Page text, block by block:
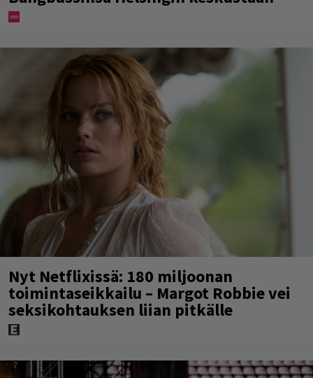
Nyt Netflixissä: 180 miljoonan
toimintaseikkailu – Margot Robbie vei
seksikohtauksen liian pitkälle